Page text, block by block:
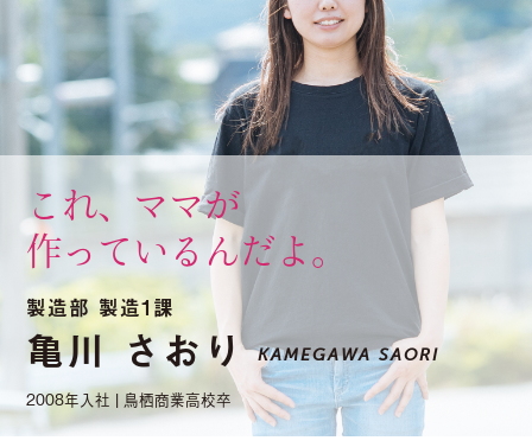
これ、ママが
作っているんだよ。
製造部 製造1課
亀川 さおり KAMEGAWA SAORI
2008年入社 | 鳥栖商業高校卒